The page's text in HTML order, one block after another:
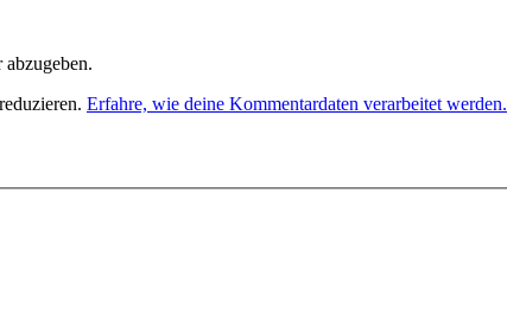
Erfahre, wie deine Kommentardaten verarbeitet werden.